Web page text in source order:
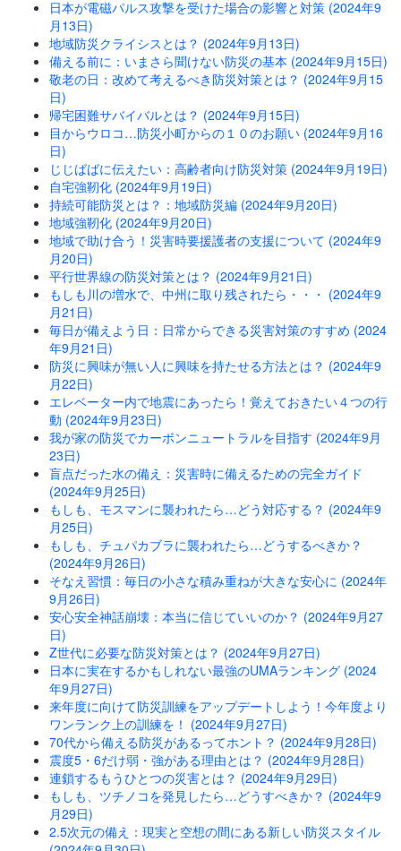
日本が電磁パルス攻撃を受けた場合の影響と対策 (2024年9
月13日)
地域防災クライシスとは？ (2024年9月13日)
備える前に：いまさら聞けない防災の基本 (2024年9月15日)
敬老の日：改めて考えるべき防災対策とは？ (2024年9月15
日)
帰宅困難サバイバルとは？ (2024年9月15日)
目からウロコ…防災小町からの１０のお願い (2024年9月16
日)
じじばばに伝えたい：高齢者向け防災対策 (2024年9月19日)
自宅強靭化 (2024年9月19日)
持続可能防災とは？：地域防災編 (2024年9月20日)
地域強靭化 (2024年9月20日)
地域で助け合う！災害時要援護者の支援について (2024年9
月20日)
平行世界線の防災対策とは？ (2024年9月21日)
もしも川の増水で、中州に取り残されたら・・・ (2024年9
月21日)
毎日が備えよう日：日常からできる災害対策のすすめ (2024
年9月21日)
防災に興味が無い人に興味を持たせる方法とは？ (2024年9
月22日)
エレベーター内で地震にあったら！覚えておきたい４つの行
動 (2024年9月23日)
我が家の防災でカーボンニュートラルを目指す (2024年9月
23日)
盲点だった水の備え：災害時に備えるための完全ガイド
(2024年9月25日)
もしも、モスマンに襲われたら…どう対応する？ (2024年9
月25日)
もしも、チュパカブラに襲われたら…どうするべきか？
(2024年9月26日)
そなえ習慣：毎日の小さな積み重ねが大きな安心に (2024年
9月26日)
安心安全神話崩壊：本当に信じていいのか？ (2024年9月27
日)
Z世代に必要な防災対策とは？ (2024年9月27日)
日本に実在するかもしれない最強のUMAランキング (2024
年9月27日)
来年度に向けて防災訓練をアップデートしよう！今年度より
ワンランク上の訓練を！ (2024年9月27日)
70代から備える防災があるってホント？ (2024年9月28日)
震度5・6だけ弱・強がある理由とは？ (2024年9月28日)
連鎖するもうひとつの災害とは？ (2024年9月29日)
もしも、ツチノコを発見したら…どうすべきか？ (2024年9
月29日)
2.5次元の備え：現実と空想の間にある新しい防災スタイル